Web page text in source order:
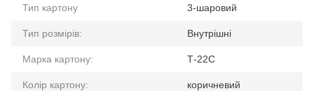
Тип картону 3-шаровий
Тип розмірів: Внутрішні
Марка картону: Т-22С
Колір картону: коричневий